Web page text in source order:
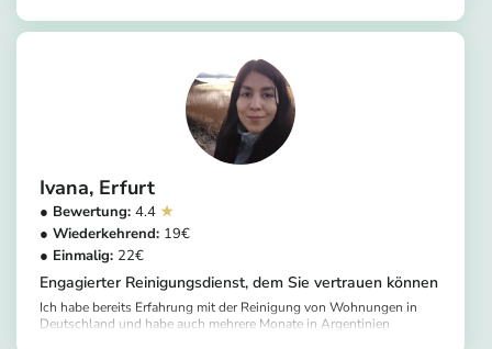
Ivana Erfurt
4.4
19
22
Engagierter Reinigungsdienst, dem Sie vertrauen können
Ich habe bereits Erfahrung mit der Reinigung von Wohnungen in
Deutschland und habe auch mehrere Monate in Argentinien